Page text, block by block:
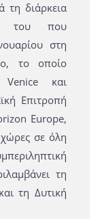
τη διάρκεια
του που
στη
το οποίο
και
Επιτροπή
Europe,
σε όλη
τη
τη Δυτική